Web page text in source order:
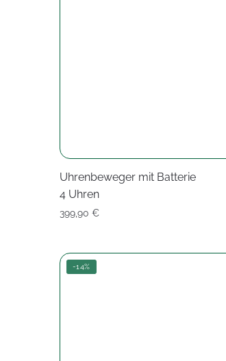
Uhrenbeweger mit Batterie
4 Uhren
399,90 €
-14%